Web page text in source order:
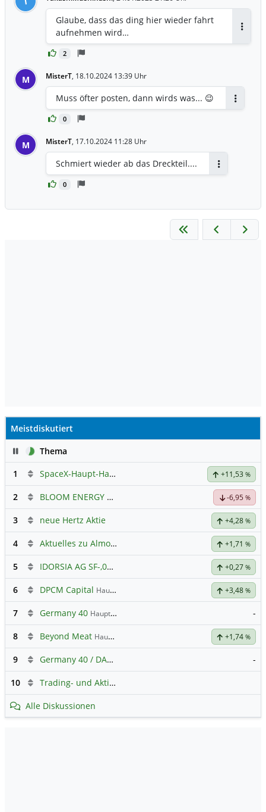
2
Glaube, dass das ding hier wieder fahrt
aufnehmen wird…
M MisterT, 18.10.2024 13:39 Uhr
0
Muss öfter posten, dann wirds was... 😉
M MisterT, 17.10.2024 11:28 Uhr
0
Schmiert wieder ab das Dreckteil....
Meistdiskutiert
PauseThema
1
SpaceX-Haupt-Hauptforum +11,53 %
2 BLOOM ENERGY A -6,95 %
3 neue Hertz Aktie +4,28 %
4 Aktuelles zu Almonty Industries +1,71 %
5 IDORSIA AG SF-,05 +0,27 %
6 DPCM Capital Hauptdiskussion +3,48 %
7 Germany 40 Hauptdiskussion -
8 Beyond Meat Hauptdiskussion +1,74 %
9 Germany 40 / DAX Prognose -
10 Trading- und Aktien-Chat
Alle Diskussionen